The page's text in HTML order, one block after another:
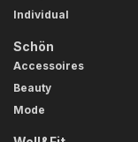
Individual
Schön
Accessoires
Beauty
Mode